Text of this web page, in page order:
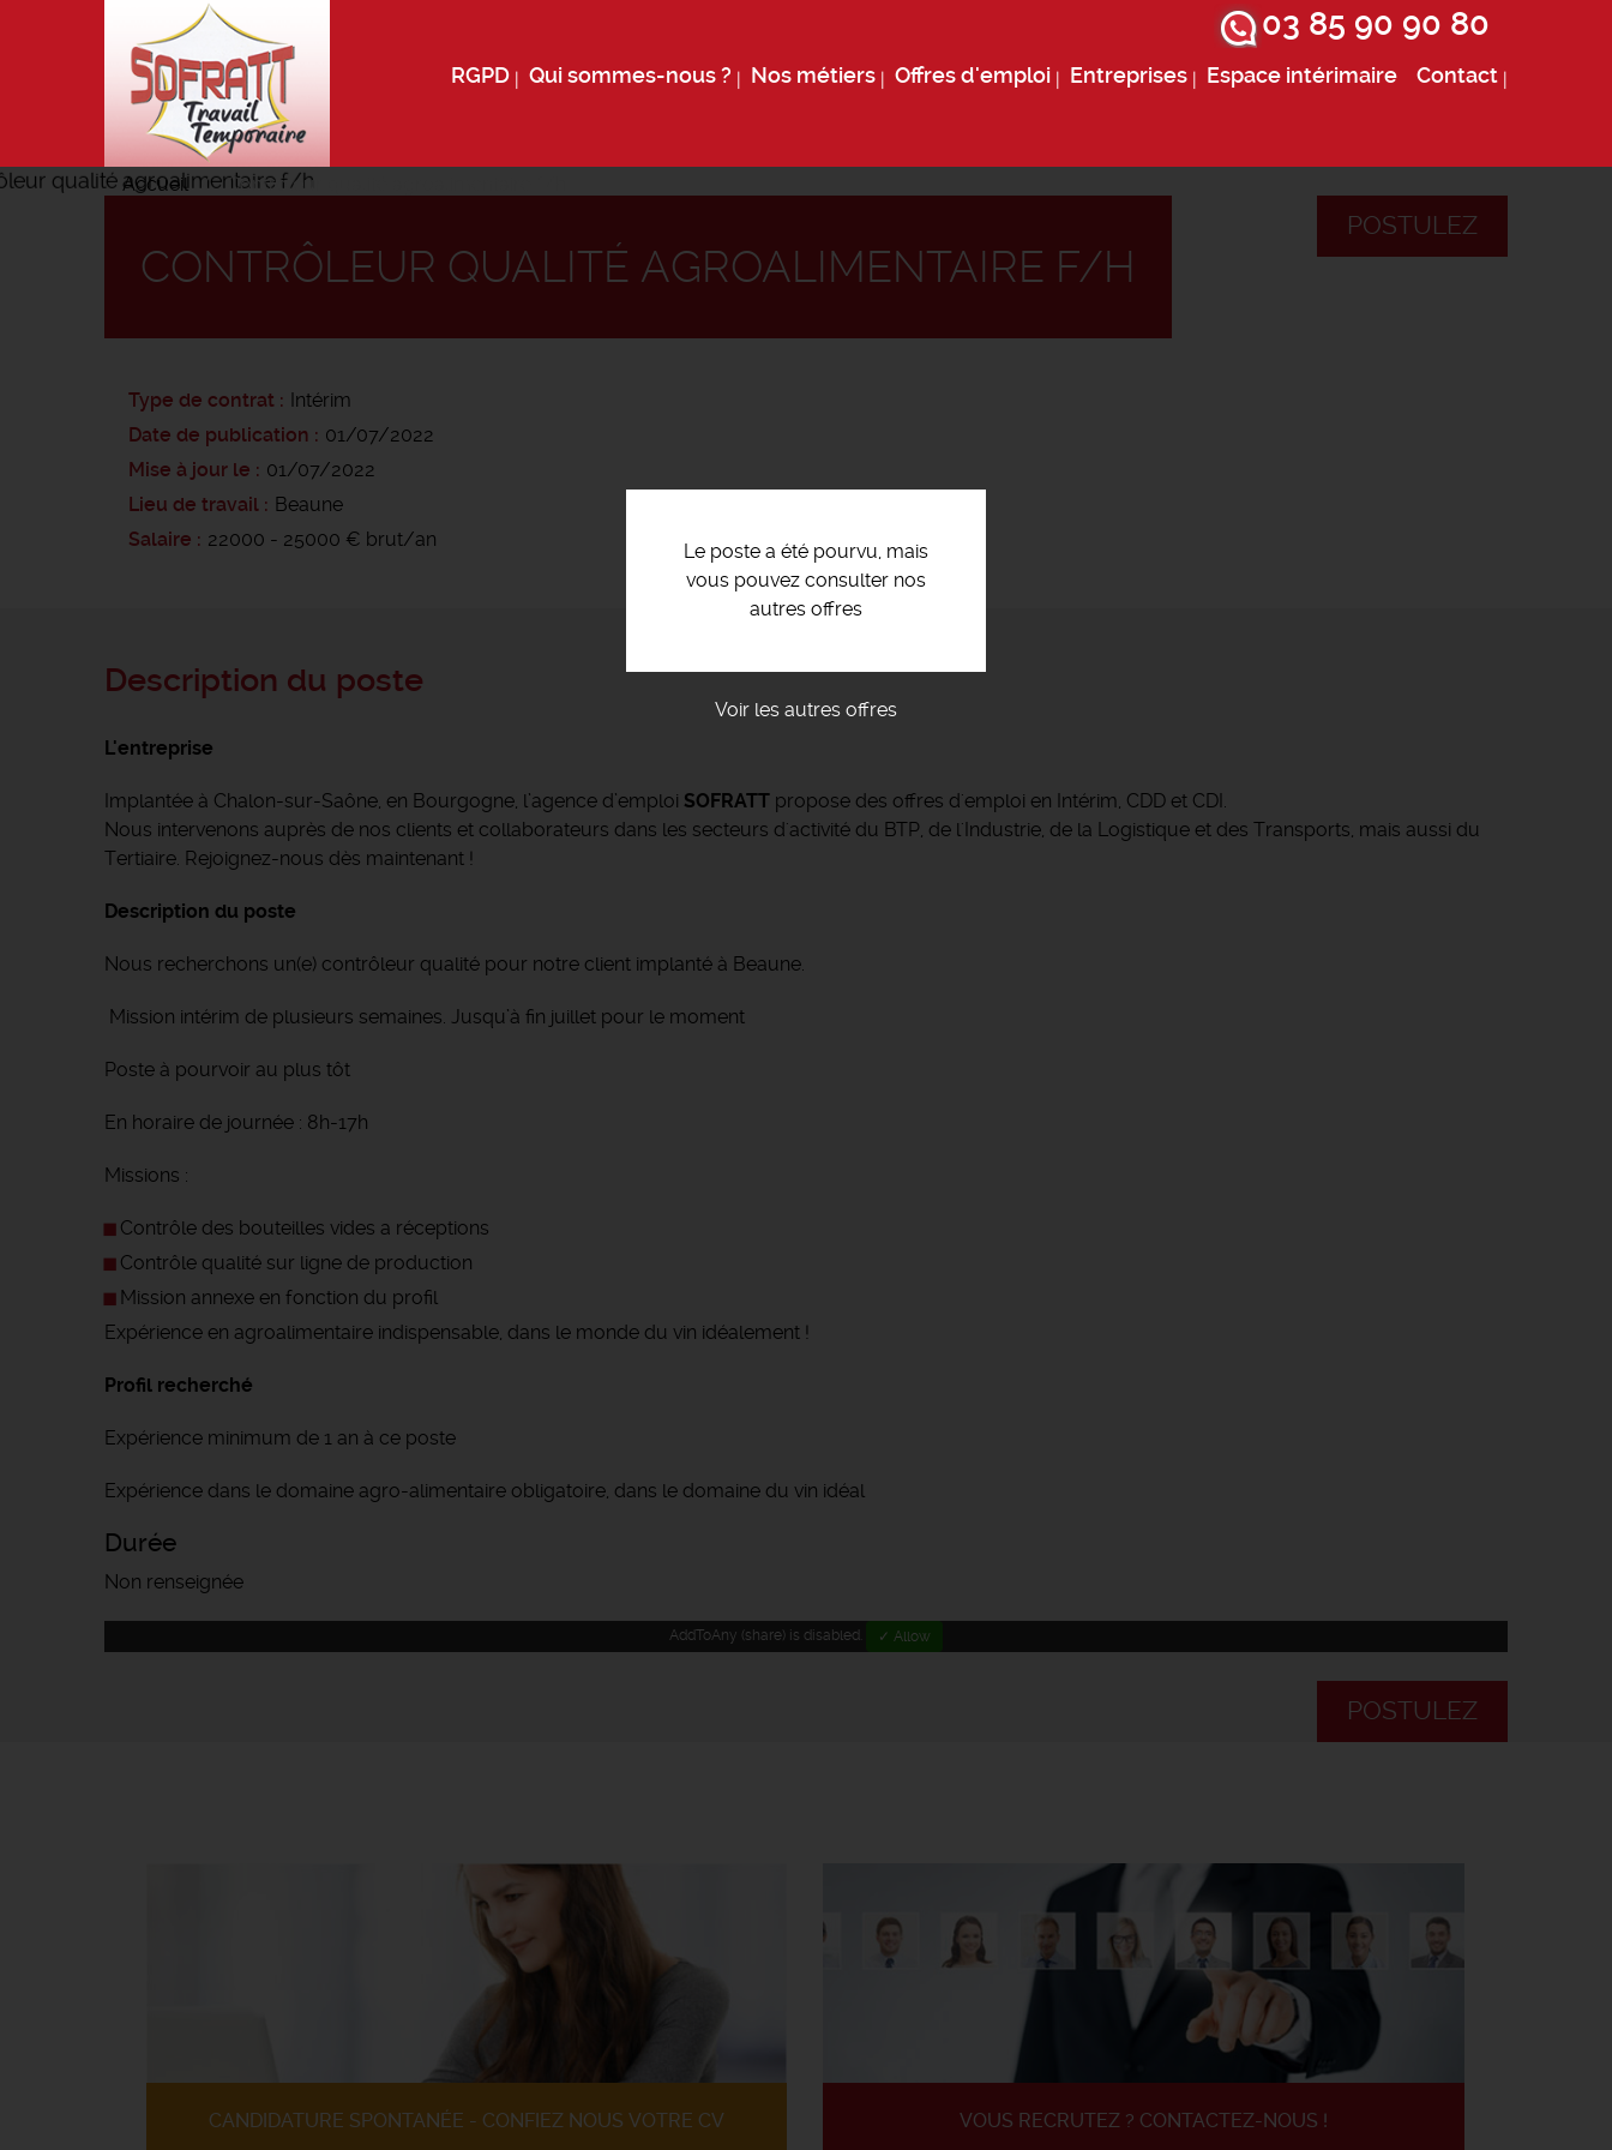
03 85 90 90 80
RGPD Qui sommes-nous ? Nos métiers Offres d'emploi Entreprises Espace intérimaire Contact
Accueil Contrôleur qualité agroalimentaire f/h
Le poste a été pourvu, mais
vous pouvez consulter nos
autres offres
Voir les autres offres
POSTULEZ
CONTRÔLEUR QUALITÉ AGROALIMENTAIRE F/H
Type de contrat
Intérim
Date de publication
01/07/2022
Mise à jour le
01/07/2022
Lieu de travail
Beaune
Salaire
22000 - 25000 € brut/an
Description du poste
L'entreprise
Implantée à Chalon-sur-Saône, en Bourgogne, l’agence d’emploi SOFRATT propose des offres d'emploi en Intérim, CDD et CDI.
Nous intervenons auprès de nos clients et collaborateurs dans les secteurs d'activité du BTP, de l'Industrie, de la Logistique et des Transports, mais aussi du
Tertiaire. Rejoignez-nous dès maintenant !
Description du poste
Nous recherchons un(e) contrôleur qualité pour notre client implanté à Beaune.
Mission intérim de plusieurs semaines. Jusqu’à fin juillet pour le moment
Poste à pourvoir au plus tôt
En horaire de journée : 8h-17h
Missions :
Contrôle des bouteilles vides a réceptions
Contrôle qualité sur ligne de production
Mission annexe en fonction du profil
Expérience en agroalimentaire indispensable, dans le monde du vin idéalement !
Profil recherché
Expérience minimum de 1 an à ce poste
Expérience dans le domaine agro-alimentaire obligatoire, dans le domaine du vin idéal
Durée
Non renseignée
AddToAny (share) is disabled. ✓ Allow
POSTULEZ
CANDIDATURE SPONTANÉE - CONFIEZ NOUS VOTRE CV VOUS RECRUTEZ ? CONTACTEZ-NOUS !